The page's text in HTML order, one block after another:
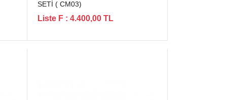
SETİ ( CM03)
Liste F : 4.400,00 TL